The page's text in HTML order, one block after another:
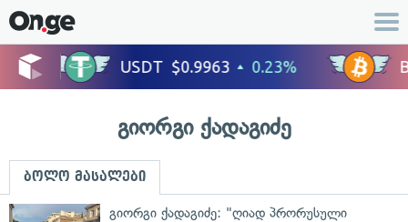
გიორგი ქადაგიძე
ბოლო მასალები
გიორგი ქადაგიძე: "ღიად პრორუსული